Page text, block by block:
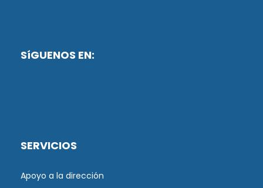
SíGUENOS EN:
SERVICIOS
Apoyo a la dirección